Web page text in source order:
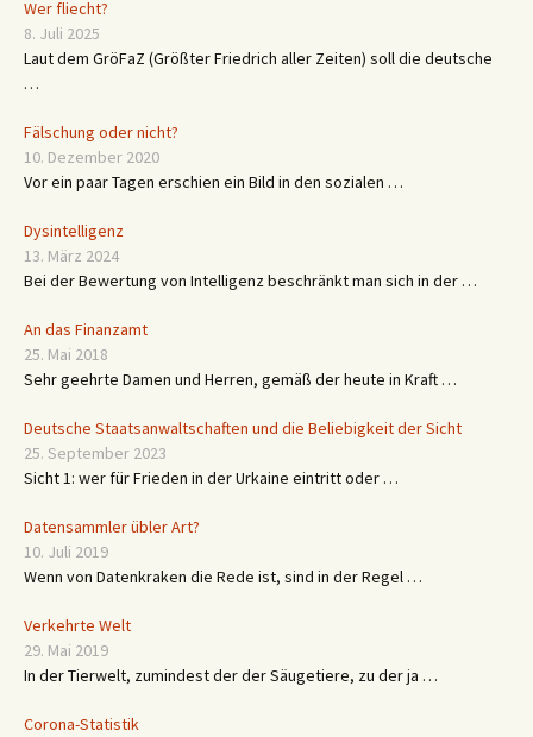
Wer fliecht?
8. Juli 2025
Laut dem GröFaZ (Größter Friedrich aller Zeiten) soll die deutsche
…
Fälschung oder nicht?
10. Dezember 2020
Vor ein paar Tagen erschien ein Bild in den sozialen …
Dysintelligenz
13. März 2024
Bei der Bewertung von Intelligenz beschränkt man sich in der …
An das Finanzamt
25. Mai 2018
Sehr geehrte Damen und Herren, gemäß der heute in Kraft …
Deutsche Staatsanwaltschaften und die Beliebigkeit der Sicht
25. September 2023
Sicht 1: wer für Frieden in der Urkaine eintritt oder …
Datensammler übler Art?
10. Juli 2019
Wenn von Datenkraken die Rede ist, sind in der Regel …
Verkehrte Welt
29. Mai 2019
In der Tierwelt, zumindest der der Säugetiere, zu der ja …
Corona-Statistik